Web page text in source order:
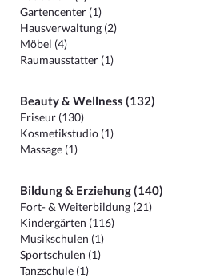
Gartencenter (1)
Hausverwaltung (2)
Möbel (4)
Raumausstatter (1)
Beauty & Wellness (132)
Friseur (130)
Kosmetikstudio (1)
Massage (1)
Bildung & Erziehung (140)
Fort- & Weiterbildung (21)
Kindergärten (116)
Musikschulen (1)
Sportschulen (1)
Tanzschule (1)